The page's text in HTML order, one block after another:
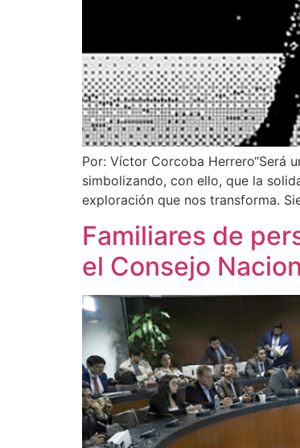
Por: Víctor Corcoba Herrero“Será
simbolizando, con ello, que la
exploración que nos transforma.
Familiares de
el Consejo